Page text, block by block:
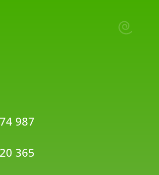
987
365